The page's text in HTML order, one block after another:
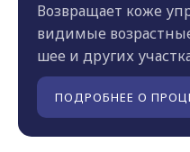
Возвращает коже
видимые
шее и других
ПОДРОБНЕЕ О